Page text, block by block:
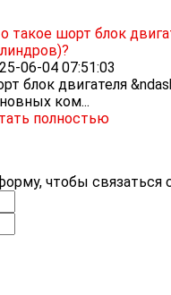
такое шорт блок
06-04 07:51:03
блок двигателя
ком...
полностью
чтобы связаться